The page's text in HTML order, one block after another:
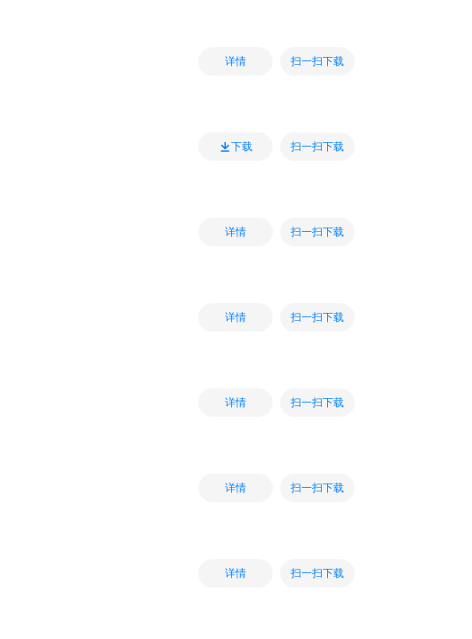
详情 扫一扫下载
下载 扫一扫下载
详情 扫一扫下载
详情 扫一扫下载
详情 扫一扫下载
详情 扫一扫下载
详情 扫一扫下载